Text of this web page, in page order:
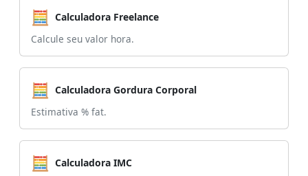
🧮 Calculadora Freelance
Calcule seu valor hora.
🧮 Calculadora Gordura Corporal
Estimativa % fat.
🧮 Calculadora IMC